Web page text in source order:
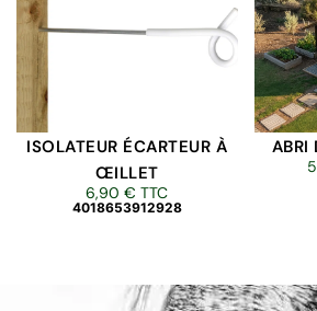
ISOLATEUR ÉCARTEUR À
ŒILLET
6,90€ TTC
4018653912928
ABRI